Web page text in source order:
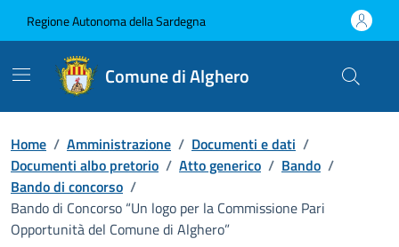
Regione Autonoma della Sardegna
Comune di Alghero
Home / Amministrazione / Documenti e dati /
Documenti albo pretorio / Atto generico / Bando /
Bando di concorso /
Bando di Concorso “Un logo per la Commissione Pari
Opportunità del Comune di Alghero”